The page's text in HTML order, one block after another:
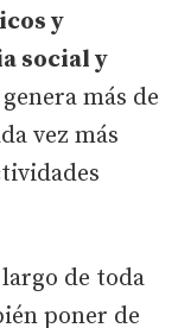
y
social y
más de
vez más
de toda
poner de